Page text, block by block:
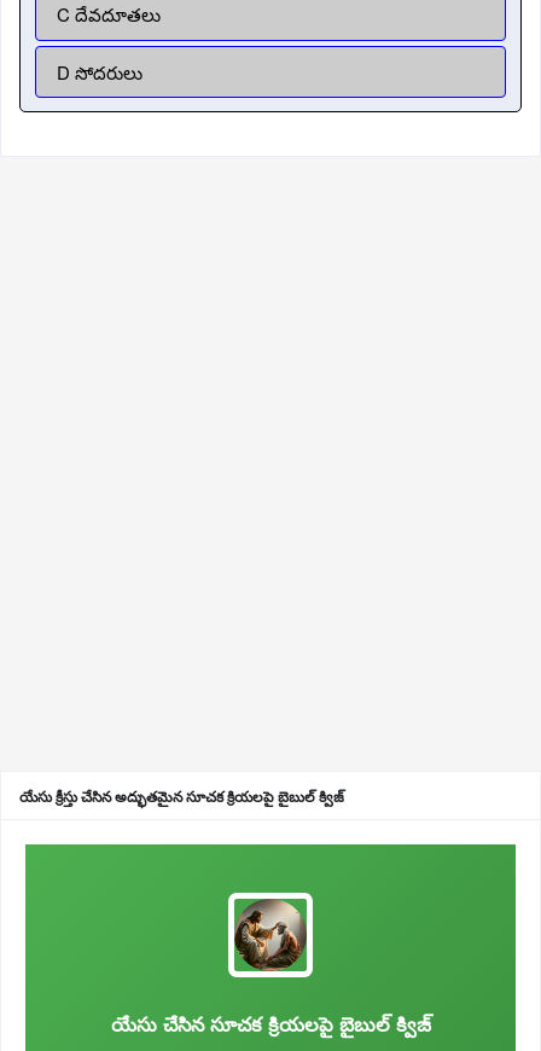
C దేవదూతలు
D సోదరులు
యేసు క్రీస్తు చేసిన అద్భుతమైన సూచక క్రియలపై బైబుల్ క్విజ్
యేసు చేసిన సూచక క్రియలపై బైబుల్ క్విజ్